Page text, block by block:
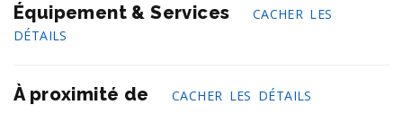
Équipement & Services
CACHER LES
DÉTAILS
À proximité de CACHER LES DÉTAILS